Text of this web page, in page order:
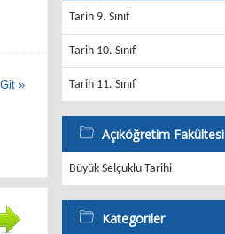
»
Tarih 9. Sınıf
Tarih 10. Sınıf
Tarih 11. Sınıf
Açıköğretim Fakültesi
Büyük Selçuklu Tarihi
Kategoriler